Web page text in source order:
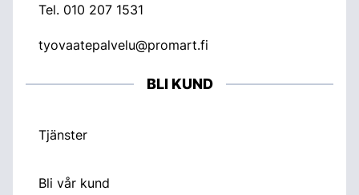
Tel. 010 207 1531
tyovaatepalvelu@promart.fi
BLI KUND
Tjänster
Bli vår kund